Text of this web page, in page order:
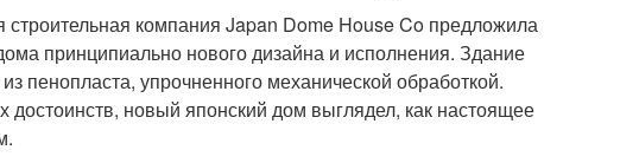
строительная компания Japan Dome House Co предложила
принципиально нового дизайна и исполнения. Здание
пенопласта, упрочненного механической обработкой.
достоинств, новый японский дом выглядел, как настоящее